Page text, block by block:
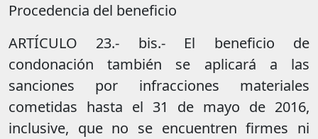
Procedencia del beneficio
ARTÍCULO 23.- bis.- El beneficio de
condonación también se aplicará a las
sanciones por infracciones materiales
cometidas hasta el 31 de mayo de 2016,
inclusive, que no se encuentren firmes ni